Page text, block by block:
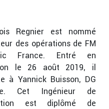
Regnier est nommé
des opérations de FM
France. Entré en
le 26 août 2019, il
à Yannick Buisson, DG
Cet Ingénieur de
est diplômé de